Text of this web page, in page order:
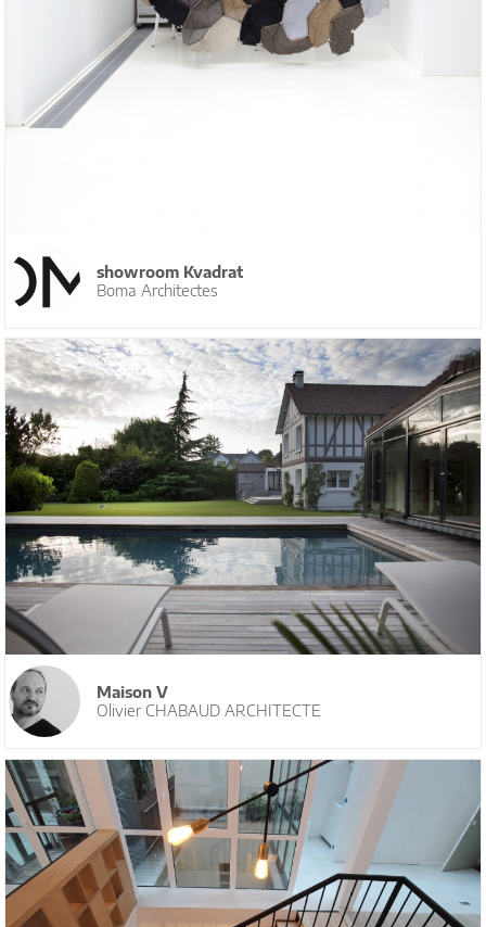
showroom Kvadrat
Boma Architectes
Maison V
Olivier CHABAUD ARCHITECTE